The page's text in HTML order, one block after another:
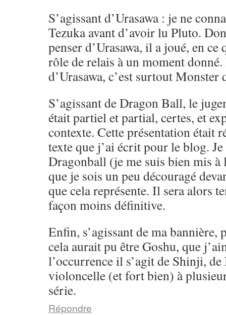
S’agissant d’Urasawa : je ne
Tezuka avant d’avoir lu Pluto.
penser d’Urasawa, il a joué, en
rôle de relais à un moment
d’Urasawa, c’est surtout Monster
S’agissant de Dragon Ball, le
était partiel et partial, certes, et
contexte. Cette présentation était
texte que j’ai écrit pour le blog.
Dragonball (je me suis bien mis
que je sois un peu découragé
que cela représente. Il sera alors
façon moins définitive.
Enfin, s’agissant de ma
cela aurait pu être Goshu, que
l’occurrence il s’agit de Shinji,
violoncelle (et fort bien) à
série.
Répondre